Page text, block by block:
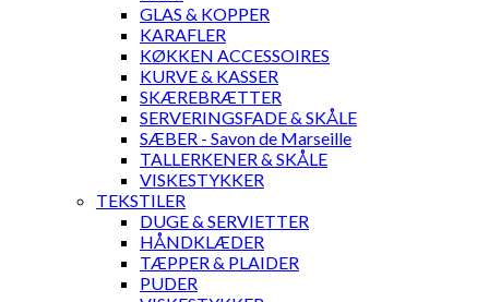
GLAS & KOPPER
KARAFLER
KØKKEN ACCESSOIRES
KURVE & KASSER
SKÆREBRÆTTER
SERVERINGSFADE & SKÅLE
SÆBER - Savon de Marseille
TALLERKENER & SKÅLE
VISKESTYKKER
TEKSTILER
DUGE & SERVIETTER
HÅNDKLÆDER
TÆPPER & PLAIDER
PUDER